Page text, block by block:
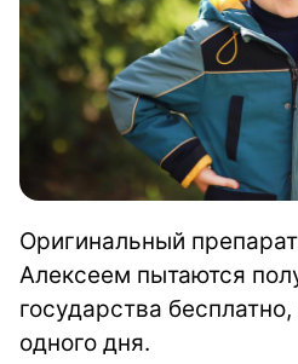
Оригинальный
Алексеем пытаются
государства
одного дня.